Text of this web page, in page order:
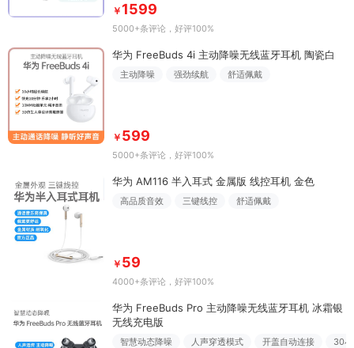
￥ 1599
5000+条评论 ，好评100%
华为 FreeBuds 4i 主动降噪无线蓝牙耳机 陶瓷白
主动降噪 强劲续航 舒适佩戴
￥ 599
5000+条评论 ，好评100%
华为 AM116 半入耳式 金属版 线控耳机 金色
高品质音效 三键线控 舒适佩戴
￥ 59
4000+条评论 ，好评100%
华为 FreeBuds Pro 主动降噪无线蓝牙耳机 冰霜银
无线充电版
智慧动态降噪 人声穿透模式 开盖自动连接 30